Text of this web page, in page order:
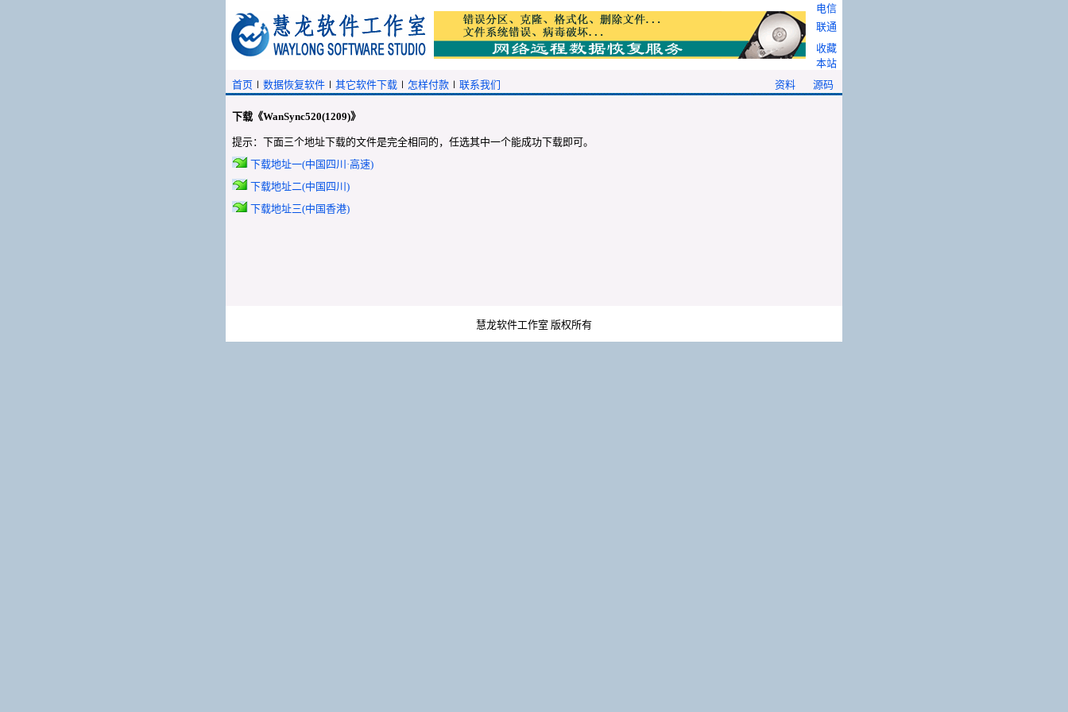
电信
联通
收藏
本站
首页 ∣ 数据恢复软件 ∣ 其它软件下载 ∣ 怎样付款 ∣ 联系我们 资料 源码
下载《WanSync520(1209)》
提示：下面三个地址下载的文件是完全相同的，任选其中一个能成功下载即可。
下载地址一(中国四川·高速)
下载地址二(中国四川)
下载地址三(中国香港)
慧龙软件工作室 版权所有